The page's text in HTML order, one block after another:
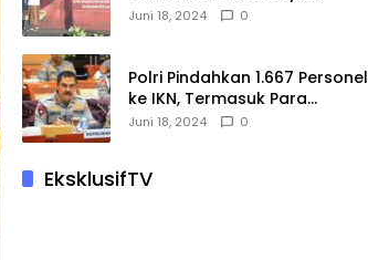
Menerima dan Menyalurkan
Juni 18, 2024 0
Polri Pindahkan 1.667 Personel
ke IKN, Termasuk Para
Jenderal.
Juni 18, 2024 0
EksklusifTV